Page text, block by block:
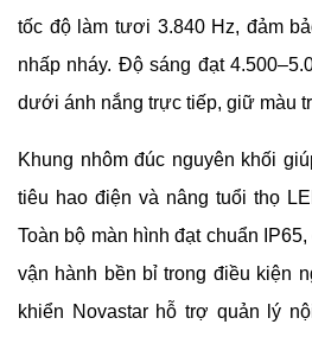
tốc độ làm tươi 3.840 Hz, đảm
nhấp nháy. Độ sáng đạt
dưới ánh nắng trực tiếp, giữ màu
Khung nhôm đúc nguyên khối
tiêu hao điện và nâng tuổi thọ
Toàn bộ màn hình đạt chuẩn
vận hành bền bỉ trong điều kiện
khiển Novastar hỗ trợ quản lý